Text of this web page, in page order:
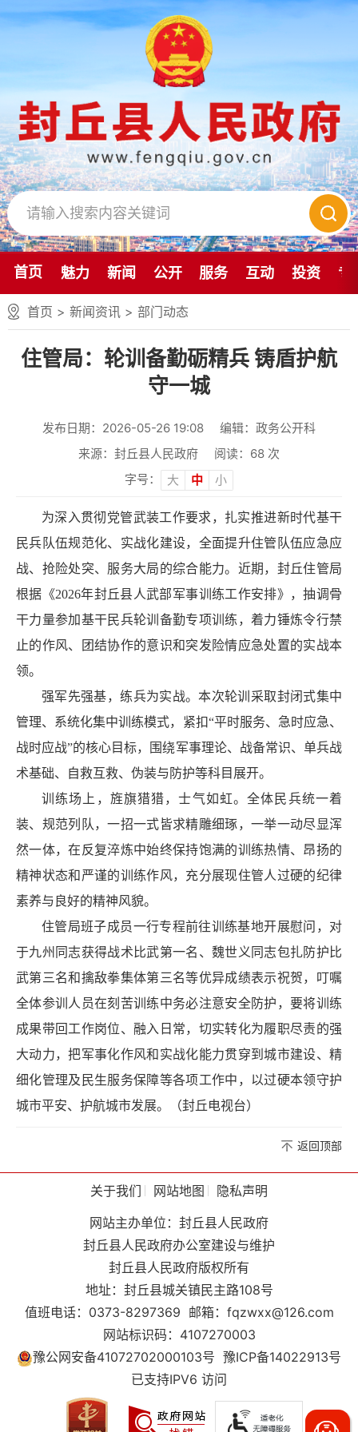
首页 魅力 新闻 公开 服务 互动 投资 专
首页 > 新闻资讯 > 部门动态
住管局：轮训备勤砺精兵 铸盾护航
守一城
发布日期：2026-05-26 19:08
编辑：政务公开科
来源：封丘县人民政府
阅读： 68 次
字号：
大 中 小
为深入贯彻党管武装工作要求，扎实推进新时代基干
民兵队伍规范化、实战化建设，全面提升住管队伍应急应
战、抢险处突、服务大局的综合能力。近期，封丘住管局
根据《2026年封丘县人武部军事训练工作安排》，抽调骨
干力量参加基干民兵轮训备勤专项训练，着力锤炼令行禁
止的作风、团结协作的意识和突发险情应急处置的实战本
领。
强军先强基，练兵为实战。本次轮训采取封闭式集中
管理、系统化集中训练模式，紧扣“平时服务、急时应急、
战时应战”的核心目标，围绕军事理论、战备常识、单兵战
术基础、自救互救、伪装与防护等科目展开。
训练场上，旌旗猎猎，士气如虹。全体民兵统一着
装、规范列队，一招一式皆求精雕细琢，一举一动尽显浑
然一体，在反复淬炼中始终保持饱满的训练热情、昂扬的
精神状态和严谨的训练作风，充分展现住管人过硬的纪律
素养与良好的精神风貌。
住管局班子成员一行专程前往训练基地开展慰问，对
于九州同志获得战术比武第一名、魏世义同志包扎防护比
武第三名和擒敌拳集体第三名等优异成绩表示祝贺，叮嘱
全体参训人员在刻苦训练中务必注意安全防护，要将训练
成果带回工作岗位、融入日常，切实转化为履职尽责的强
大动力，把军事化作风和实战化能力贯穿到城市建设、精
细化管理及民生服务保障等各项工作中，以过硬本领守护
城市平安、护航城市发展。（封丘电视台）
返回顶部
关于我们 网站地图
隐私声明
网站主办单位：封丘县人民政府
封丘县人民政府办公室建设与维护
封丘县人民政府版权所有
地址：封丘县城关镇民主路108号
值班电话：0373-8297369 邮箱：fqzwxx@126.com
网站标识码：4107270003
豫公网安备41072702000103号 豫ICP备14022913号
已支持IPV6 访问